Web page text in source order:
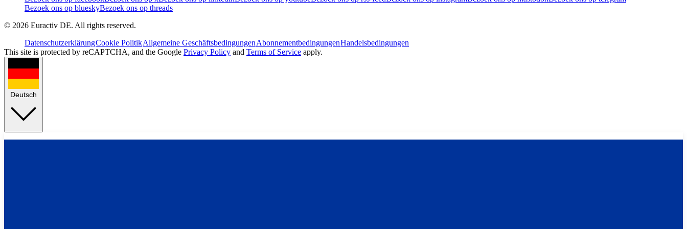
Bezoek ons op blueskyBezoek ons op threads
© 2026 Euractiv DE. All rights reserved.
DatenschutzerklärungCookie PolitikAllgemeine GeschäftsbedingungenAbonnementbedingungenHandelsbedingungen
This site is protected by reCAPTCHA, and the Google Privacy Policy and Terms of Service apply.
Deutsch